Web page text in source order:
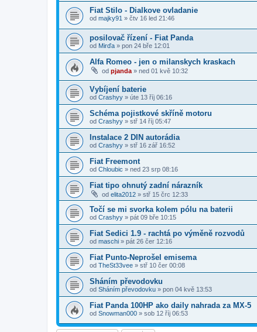
Fiat Stilo - Dialkove ovladanie
od majky91 » čtv 16 led 21:46
posilovač řízení - Fiat Panda
od Mirďa » pon 24 bře 12:01
Alfa Romeo - jen o milanskych kraskach
od pjanda » ned 01 kvě 10:32
Vybíjení baterie
od Crashyy » úte 13 říj 06:16
Schéma pojistkové skříně motoru
od Crashyy » stř 14 říj 05:47
Instalace 2 DIN autorádia
od Crashyy » stř 16 zář 16:52
Fiat Freemont
od Chloubic » ned 23 srp 08:16
Fiat tipo ohnutý zadní nárazník
od elita2012 » stř 15 črc 12:33
Točí se mi svorka kolem pólu na baterii
od Crashyy » pát 09 bře 10:15
Fiat Sedici 1.9 - rachtá po výměně rozvodů
od maschi » pát 26 čer 12:16
Fiat Punto-Neprošel emisema
od TheSt33vee » stř 10 čer 00:08
Sháním převodovku
od Sháním převodovku » pon 04 kvě 13:53
Fiat Panda 100HP ako daily nahrada za MX-5
od Snowman000 » sob 12 říj 06:53